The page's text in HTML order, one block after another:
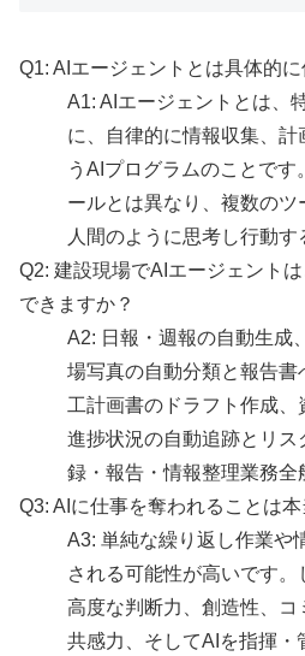
Q1: AIエージェントとは具体的
A1: AIエージェントとは、
に、自律的に情報収集、
うAIプログラムのことで
ールとは異なり、複数のツ
人間のように思考し行動す
Q2: 建設現場でAIエージェント
できますか？
A2: 日報・週報の自動生成
場写真の自動分類と報告
工計画書のドラフト作成、
進捗状況の自動追跡とリ
録・報告・情報整理業務全
Q3: AIに仕事を奪われることは
A3: 単純な繰り返し作業や
される可能性が高いです
高度な判断力、創造性、コ
共感力、そしてAIを指揮・